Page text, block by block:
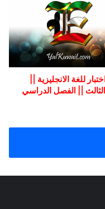
للغة الانجليزية ||
|| الفصل الدراسي